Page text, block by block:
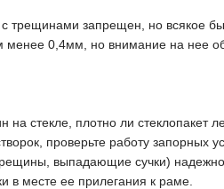
запрещен, но всякое
менее 0,4мм, но внимание на нее
стекле, плотно ли стеклопакет
проверьте работу запорных
выпадающие сучки)
в месте ее прилегания к раме.